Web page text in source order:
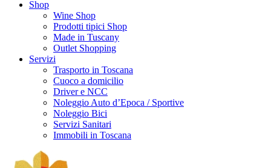
Shop
Wine Shop
Prodotti tipici Shop
Made in Tuscany
Outlet Shopping
Servizi
Trasporto in Toscana
Cuoco a domicilio
Driver e NCC
Noleggio Auto d’Epoca / Sportive
Noleggio Bici
Servizi Sanitari
Immobili in Toscana